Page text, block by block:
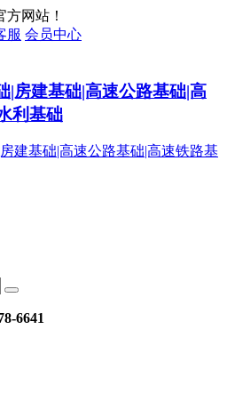
网站！
服 会员中心
|房建基础|高速公路基础|高
利基础
6641